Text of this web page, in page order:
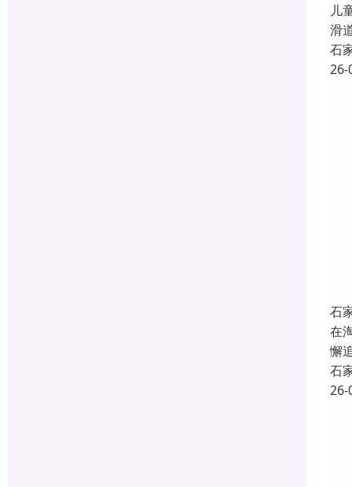
儿
滑
石
26-
石
在
懈
石
26-